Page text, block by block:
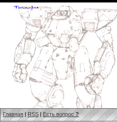
Главная | RSS | Есть вопрос ?